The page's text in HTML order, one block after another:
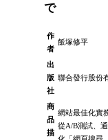
で
作
者
飯塚修平
出
版
社
聯合發行股份
商
品
描
網站最佳化實
從A/B測試、